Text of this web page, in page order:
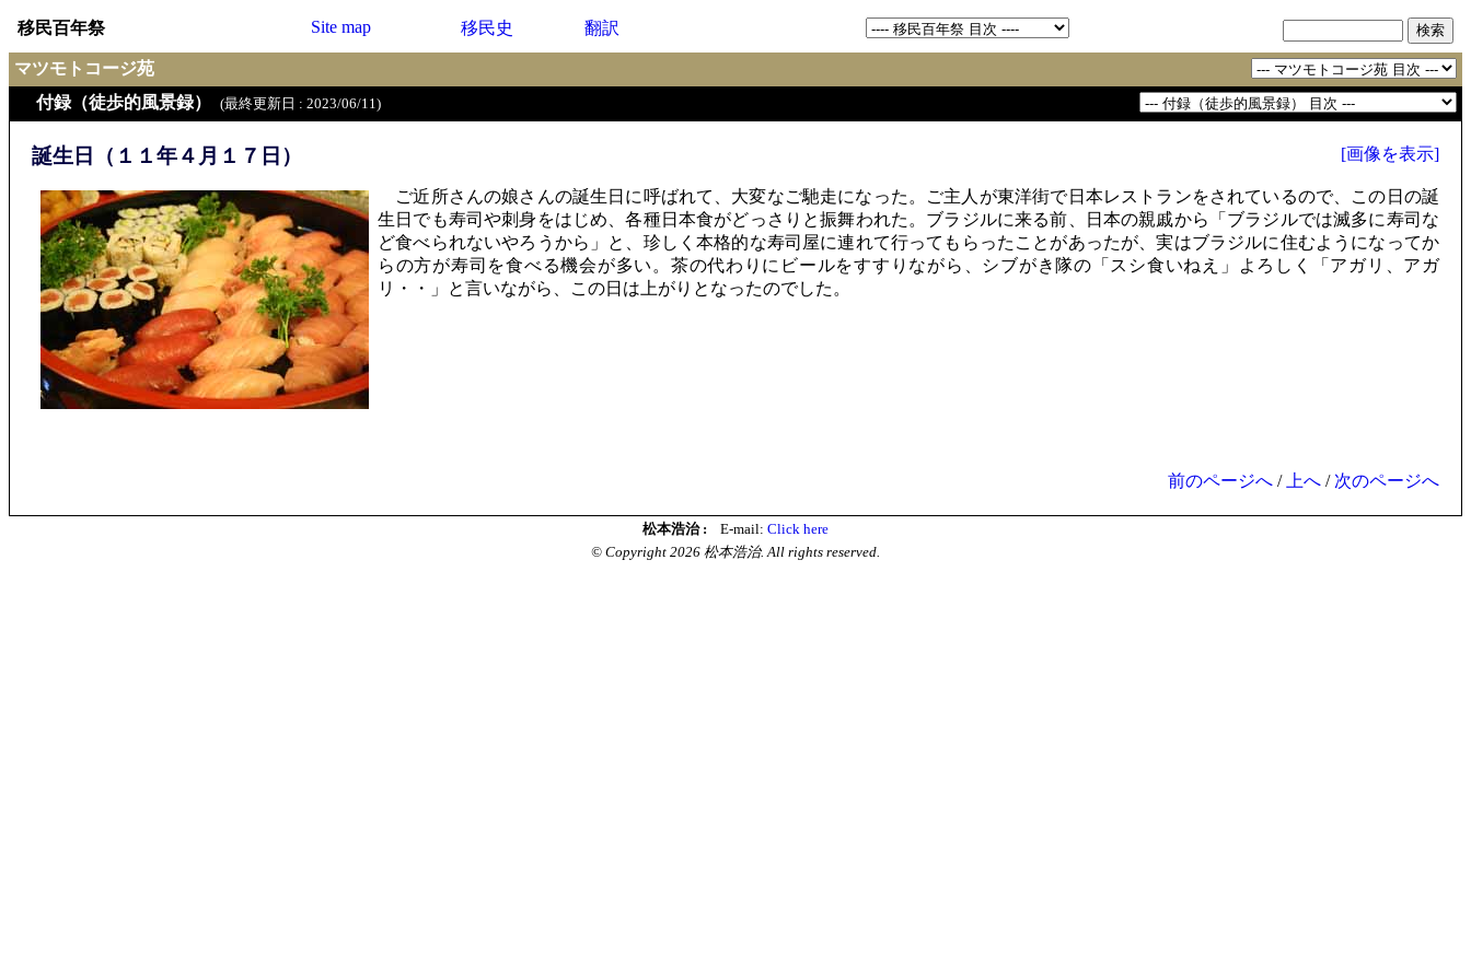
移民百年祭 Site map 移民史 翻訳
マツモトコージ苑
付録（徒歩的風景録）
(最終更新日 : 2023/06/11)
誕生日（１１年４月１７日） [画像を表示]
ご近所さんの娘さんの誕生日に呼ばれて、大変なご馳走になった。ご主人が東洋街で日本レストランをされているので、この日の誕
生日でも寿司や刺身をはじめ、各種日本食がどっさりと振舞われた。ブラジルに来る前、日本の親戚から「ブラジルでは滅多に寿司な
ど食べられないやろうから」と、珍しく本格的な寿司屋に連れて行ってもらったことがあったが、実はブラジルに住むようになってか
らの方が寿司を食べる機会が多い。茶の代わりにビールをすすりながら、シブがき隊の「スシ食いねえ」よろしく「アガリ、アガ
リ・・」と言いながら、この日は上がりとなったのでした。
前のページへ / 上へ / 次のページへ
松本浩治 : E-mail: Click here
© Copyright 2026 松本浩治. All rights reserved.